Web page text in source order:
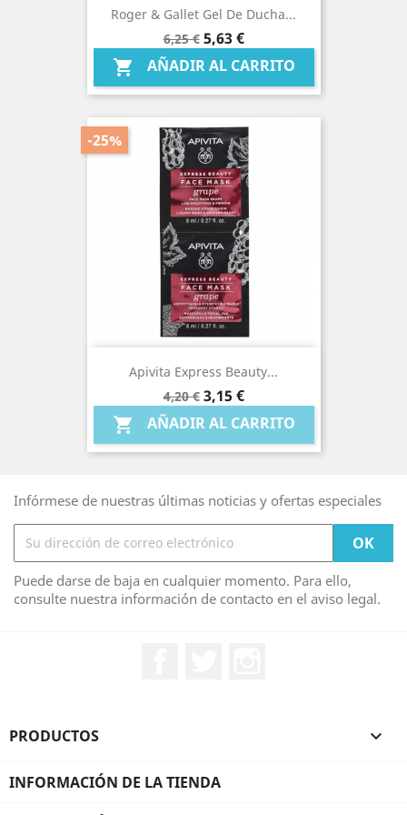
Roger & Gallet Gel De Ducha...
Precio
base
6,25 € Precio
5,63 €
 AÑADIR AL CARRITO
Apivita Express Beauty...
Precio
base
4,20 €
-25%
Precio
3,15 €
 AÑADIR AL CARRITO
Infórmese de nuestras últimas noticias y ofertas especiales
Puede darse de baja en cualquier momento. Para ello,
consulte nuestra información de contacto en el aviso legal.
PRODUCTOS 
INFORMACIÓN DE LA TIENDA